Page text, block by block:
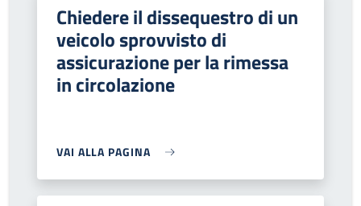
Chiedere il dissequestro di un
veicolo sprovvisto di
assicurazione per la rimessa
in circolazione
VAI ALLA PAGINA